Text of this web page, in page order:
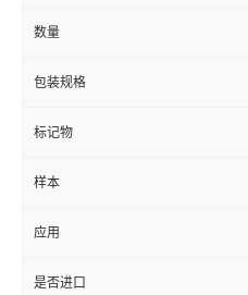
数量
包装规格
标记物
样本
应用
是否进口